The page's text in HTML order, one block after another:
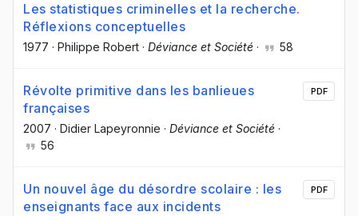
Les statistiques criminelles et la recherche.
Réflexions conceptuelles
1977 · Philippe Robert · Déviance et Société · 58
Révolte primitive dans les banlieues
françaises
2007 · Didier Lapeyronnie · Déviance et Société ·
56
PDF
Un nouvel âge du désordre scolaire : les
enseignants face aux incidents
PDF